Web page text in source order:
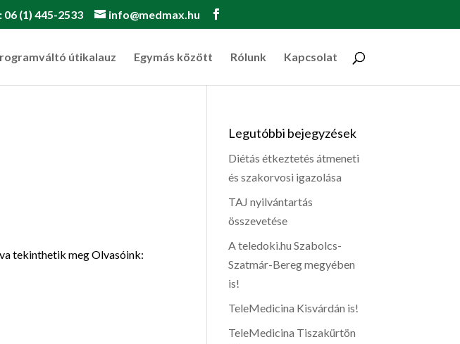
(1) 445-2533 info@medmax.hu
útikalauz Egymás között Rólunk Kapcsolat
tekinthetik meg Olvasóink:
Legutóbbi bejegyzések
Diétás étkeztetés átmeneti
és szakorvosi igazolása
TAJ nyilvántartás
összevetése
A teledoki.hu Szabolcs-
Szatmár-Bereg megyében
is!
TeleMedicina Kisvárdán is!
TeleMedicina Tiszakürtön